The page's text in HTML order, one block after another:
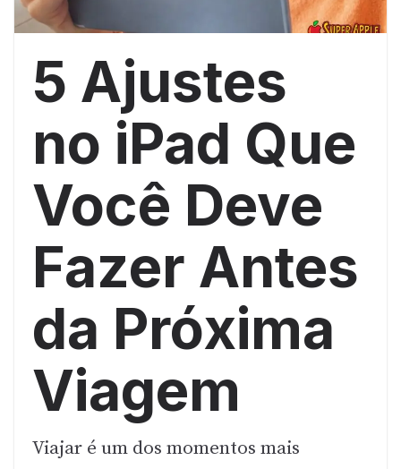
5 Ajustes
no iPad Que
Você Deve
Fazer Antes
da Próxima
Viagem
Viajar é um dos momentos mais